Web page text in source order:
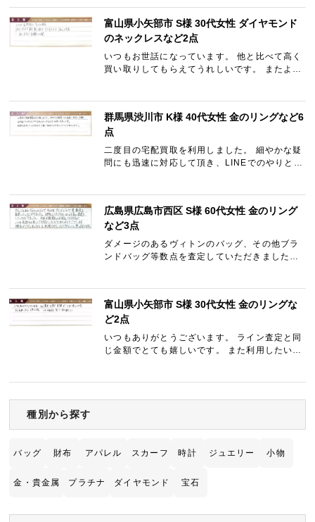
富山県小矢部市 S様 30代女性 ダイヤモンド
のネックレスなど2点
いつもお世話になっています。 他と比べて高く
買い取りしてもらえてうれしいです。 またよろ
群馬県渋川市 K様 40代女性 金のリングなど6
点
二度目の宅配買取を利用しました。 細やかな疑
問にも迅速に対応して頂き、LINEでのやりとり
広島県広島市西区 S様 60代女性 金のリング
など3点
ダメージのあるヴィトンのバッグ、その他ブラ
ンドバッグ等数点を査定していただきました。
富山県小矢部市 S様 30代女性 金のリングな
ど2点
いつもありがとうございます。 ライン査定と同
じ金額でとても嬉しいです。 また利用したいと
種別から探す
バッグ 財布 アパレル スカーフ 時計 ジュエリー 小物
金・貴金属 プラチナ ダイヤモンド 宝石